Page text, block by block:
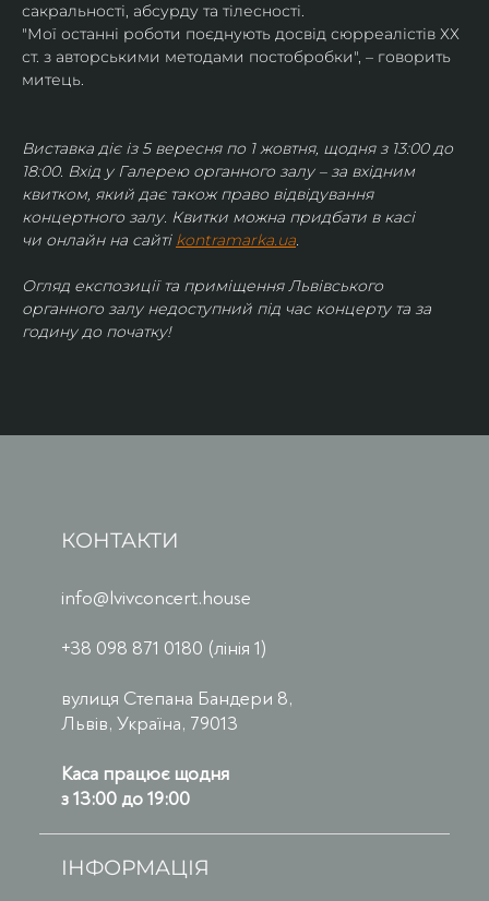
сакральності, абсурду та тілесності.
"Мої останні роботи поєднують досвід сюрреалістів ХХ
ст. з авторськими методами постобробки", – говорить
митець.
Виставка діє із 5 вересня по 1 жовтня, щодня з 13:00 до
18:00. Вхід у Галерею органного залу – за вхідним
квитком, який дає також право відвідування
концертного залу. Квитки можна придбати в касі
чи онлайн на сайті kontramarka.ua.
Огляд експозиції та приміщення Львівського
органного залу недоступний під час концерту та за
годину до початку!
КОНТАКТИ
info@lvivconcert.house
+38 098 871 0180 (лінія 1)
вулиця Степана Бандери 8,
Львів, Україна, 79013
Каса працює щодня
з 13:00 до 19:00
ІНФОРМАЦІЯ